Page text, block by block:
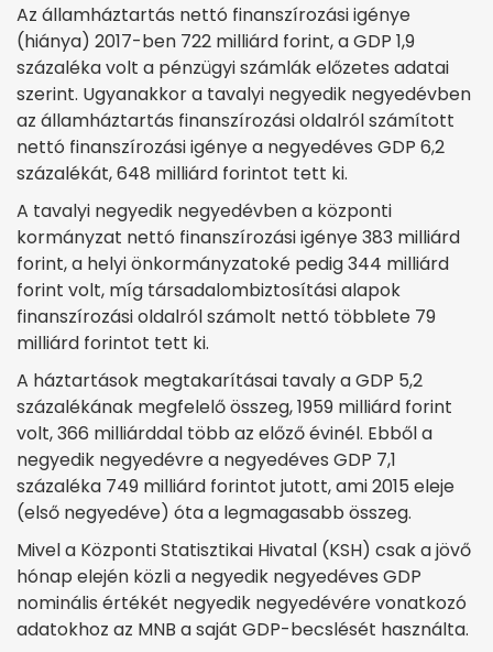
Az államháztartás nettó finanszírozási igénye
(hiánya) 2017-ben 722 milliárd forint, a GDP 1,9
százaléka volt a pénzügyi számlák előzetes adatai
szerint. Ugyanakkor a tavalyi negyedik negyedévben
az államháztartás finanszírozási oldalról számított
nettó finanszírozási igénye a negyedéves GDP 6,2
százalékát, 648 milliárd forintot tett ki.
A tavalyi negyedik negyedévben a központi
kormányzat nettó finanszírozási igénye 383 milliárd
forint, a helyi önkormányzatoké pedig 344 milliárd
forint volt, míg társadalombiztosítási alapok
finanszírozási oldalról számolt nettó többlete 79
milliárd forintot tett ki.
A háztartások megtakarításai tavaly a GDP 5,2
százalékának megfelelő összeg, 1959 milliárd forint
volt, 366 milliárddal több az előző évinél. Ebből a
negyedik negyedévre a negyedéves GDP 7,1
százaléka 749 milliárd forintot jutott, ami 2015 eleje
(első negyedéve) óta a legmagasabb összeg.
Mivel a Központi Statisztikai Hivatal (KSH) csak a jövő
hónap elején közli a negyedik negyedéves GDP
nominális értékét negyedik negyedévére vonatkozó
adatokhoz az MNB a saját GDP-becslését használta.